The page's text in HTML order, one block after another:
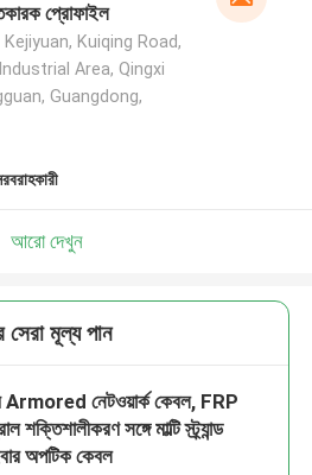
প্রোফাইল
Kuiqing Road,
Area, Qingxi
Guangdong,
আরো দেখুন
সেরা মূল্য পান
Armored নেটওয়ার্ক কেবল, FRP
শক্তিশালীকরণ সঙ্গে মাল্টি স্ট্র্যান্ড
অপটিক কেবল